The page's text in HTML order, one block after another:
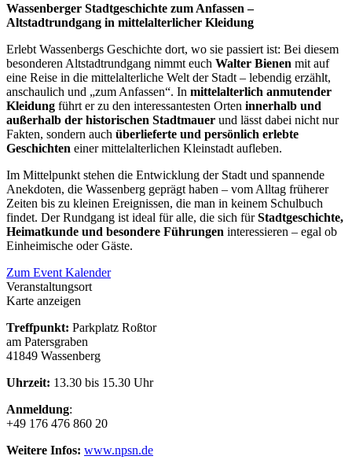
Wassenberger Stadtgeschichte zum Anfassen –
Altstadtrundgang in mittelalterlicher Kleidung
Erlebt Wassenbergs Geschichte dort, wo sie passiert ist: Bei diesem
besonderen Altstadtrundgang nimmt euch Walter Bienen mit auf
eine Reise in die mittelalterliche Welt der Stadt – lebendig erzählt,
anschaulich und „zum Anfassen“. In mittelalterlich anmutender
Kleidung führt er zu den interessantesten Orten innerhalb und
außerhalb der historischen Stadtmauer und lässt dabei nicht nur
Fakten, sondern auch überlieferte und persönlich erlebte
Geschichten einer mittelalterlichen Kleinstadt aufleben.
Im Mittelpunkt stehen die Entwicklung der Stadt und spannende
Anekdoten, die Wassenberg geprägt haben – vom Alltag früherer
Zeiten bis zu kleinen Ereignissen, die man in keinem Schulbuch
findet. Der Rundgang ist ideal für alle, die sich fürStadtgeschichte,
Heimatkunde und besondere Führungen interessieren – egal ob
Einheimische oder Gäste.
Zum Event Kalender
Veranstaltungsort
Karte anzeigen
Treffpunkt: Parkplatz Roßtor
am Patersgraben
41849 Wassenberg
Uhrzeit: 13.30 bis 15.30 Uhr
Anmeldung:
+49 176 476 860 20
Weitere Infos: www.npsn.de